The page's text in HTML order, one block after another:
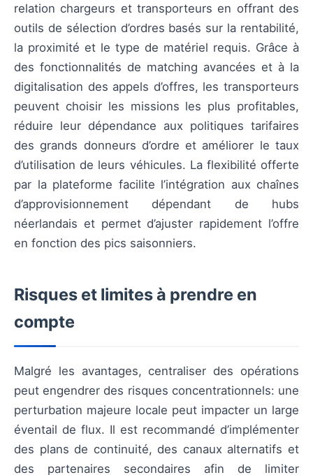
relation chargeurs et transporteurs en offrant des
outils de sélection d’ordres basés sur la rentabilité,
la proximité et le type de matériel requis. Grâce à
des fonctionnalités de matching avancées et à la
digitalisation des appels d’offres, les transporteurs
peuvent choisir les missions les plus profitables,
réduire leur dépendance aux politiques tarifaires
des grands donneurs d’ordre et améliorer le taux
d’utilisation de leurs véhicules. La flexibilité offerte
par la plateforme facilite l’intégration aux chaînes
d’approvisionnement dépendant de hubs
néerlandais et permet d’ajuster rapidement l’offre
en fonction des pics saisonniers.
Risques et limites à prendre en
compte
Malgré les avantages, centraliser des opérations
peut engendrer des risques concentrationnels: une
perturbation majeure locale peut impacter un large
éventail de flux. Il est recommandé d’implémenter
des plans de continuité, des canaux alternatifs et
des partenaires secondaires afin de limiter